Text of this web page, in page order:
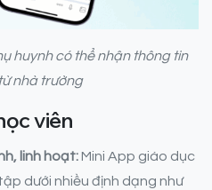
huynh có thể nhận thông tin
nhà trường
viên
linh hoạt:Mini App giáo dục
dưới nhiều định dạng như